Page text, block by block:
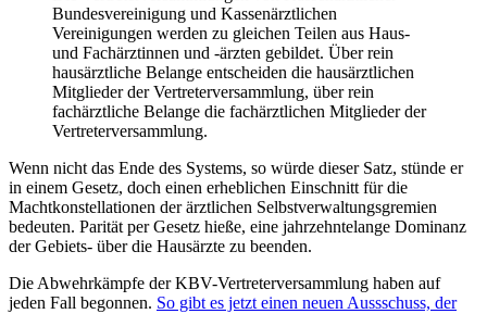
Bundesvereinigung und Kassenärztlichen
Vereinigungen werden zu gleichen Teilen aus Haus-
und Fachärztinnen und -ärzten gebildet. Über rein
hausärztliche Belange entscheiden die hausärztlichen
Mitglieder der Vertreterversammlung, über rein
fachärztliche Belange die fachärztlichen Mitglieder der
Vertreterversammlung.
Wenn nicht das Ende des Systems, so würde dieser Satz, stünde er
in einem Gesetz, doch einen erheblichen Einschnitt für die
Machtkonstellationen der ärztlichen Selbstverwaltungsgremien
bedeuten. Parität per Gesetz hieße, eine jahrzehntelange Dominanz
der Gebiets- über die Hausärzte zu beenden.
Die Abwehrkämpfe der KBV-Vertreterversammlung haben auf
jeden Fall begonnen. So gibt es jetzt einen neuen Aussschuss, der